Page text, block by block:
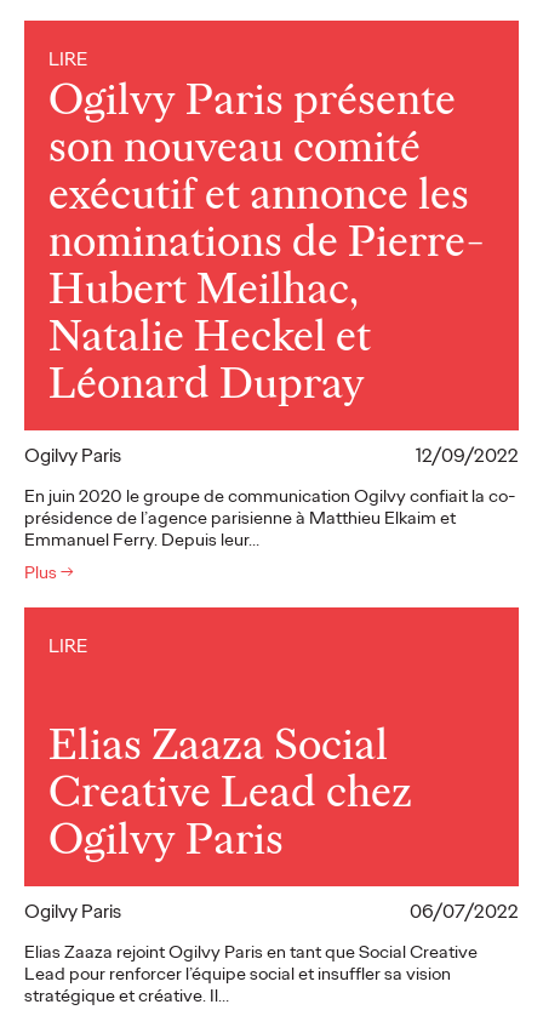
LIRE
Ogilvy Paris présente
son nouveau comité
exécutif et annonce les
nominations de Pierre-
Hubert Meilhac,
Natalie Heckel et
Léonard Dupray
Ogilvy Paris 12/09/2022
En juin 2020 le groupe de communication Ogilvy confiait la co-
présidence de l’agence parisienne à Matthieu Elkaim et
Emmanuel Ferry. Depuis leur…
Plus →
LIRE
Elias Zaaza Social
Creative Lead chez
Ogilvy Paris
Ogilvy Paris 06/07/2022
Elias Zaaza rejoint Ogilvy Paris en tant que Social Creative
Lead pour renforcer l’équipe social et insuffler sa vision
stratégique et créative. Il…